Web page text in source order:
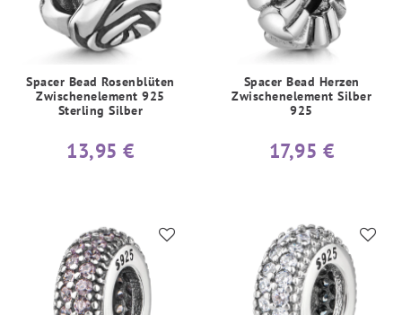
Spacer Bead Rosenblüten
Zwischenelement 925
Sterling Silber
13,95 €
Spacer Bead Herzen
Zwischenelement Silber
925
17,95 €